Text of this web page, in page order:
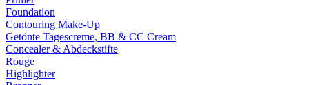
Foundation
Contouring Make-Up
Getönte Tagescreme, BB & CC Cream
Concealer & Abdeckstifte
Rouge
Highlighter